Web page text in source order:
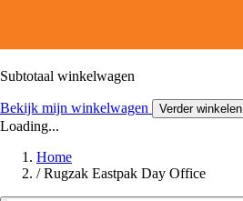
Subtotaal winkelwagen
Bekijk mijn winkelwagen Verder winkelen
Loading...
Home
/ Rugzak Eastpak Day Office